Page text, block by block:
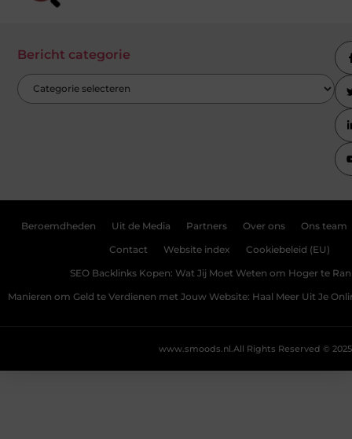
Bericht categorie
Beroemdheden Uit de Media Partners Over ons Ons team
Contact Website index Cookiebeleid (EU)
SEO Backlinks Kopen: Wat Jij Moet Weten om Hoger te
Manieren om Geld te Verdienen met Jouw Website: Haal Meer Uit Je
All Rights Reserved © 2025
www.smoods.nl.